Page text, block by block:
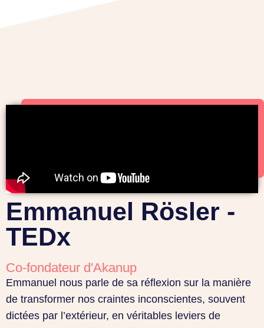
Emmanuel Rösler -
TEDx
Co-fondateur d'Akanup
Emmanuel nous parle de sa réflexion sur la manière
de transformer nos craintes inconscientes, souvent
dictées par l’extérieur, en véritables leviers de